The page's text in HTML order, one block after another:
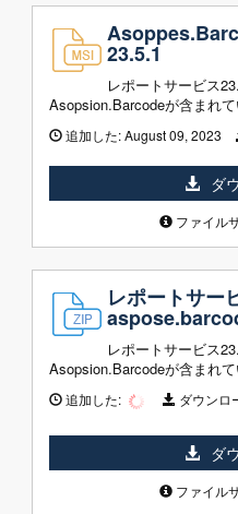
23.5.1
レポートサービス
Asopsion.Barcodeが含まれて
追加した:August 09, 2023
ダ
ファイル
レポートサー
レポートサービス
Asopsion.Barcodeが含まれて
追加した: ダウンロ
ダ
ファイル